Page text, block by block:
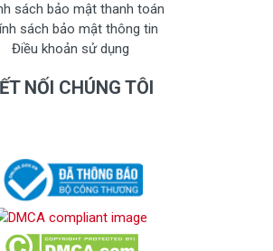
sách bảo mật thanh toán
sách bảo mật thông tin
Điều khoản sử dụng
NỐI CHÚNG TÔI